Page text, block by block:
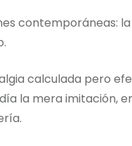
contemporáneas:
calculada pero
la mera imitación,